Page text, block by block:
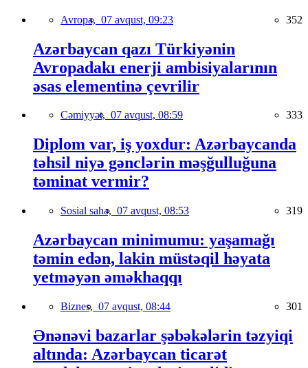
Avropa, 07 avqust, 09:23 352
Azərbaycan qazı Türkiyənin
Avropadakı enerji ambisiyalarının
əsas elementinə çevrilir
Cəmiyyət, 07 avqust, 08:59 333
Diplom var, iş yoxdur: Azərbaycanda
təhsil niyə gənclərin məşğulluğuna
təminat vermir?
Sosial sahə, 07 avqust, 08:53 319
Azərbaycan minimumu: yaşamağı
təmin edən, lakin müstəqil həyata
yetməyən əməkhaqqı
Biznes, 07 avqust, 08:44 301
Ənənəvi bazarlar şəbəkələrin təzyiqi
altında: Azərbaycan ticarət